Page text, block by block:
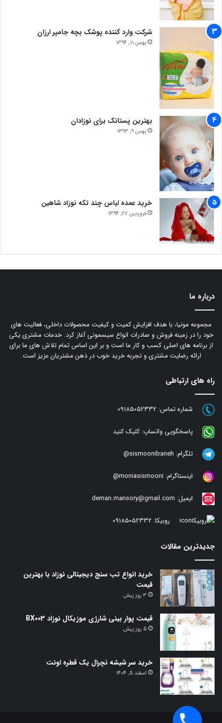
شرکت وارد کننده پوشک بچه جامپر ارزان
بهمن 11, 1394
بهترین پستانک برای نوزادان
بهمن 9, 1393
خرید عمده لباس چند تکه نوزاد شاهین
فروردین 27, 1394
درباره ما
مجموعه مونیا، با هدف افزایش کمیت و کیفیت محصولات داخلی، فعالیت های
خود را در زمینه فروش و صادرات انواع سیسمونی آغاز کرد. خدمات مشتری یکی
از برنامه های اصلی کسب و کار ما است و بر این اساس تمام تلاش های ما برای
ارائه رضایت مشتری و تجربه خرید خوب در ذهن مشتریان عزیز است.
راه های ارتباطی
شماره تماس: 09185052332
پاسخگویی واتساپ: کلیک کنید
تلگرام: sismoonibaneh@
اینستاگرام: moniasismooni@
ایمیل: deman.mansory@gmail.com
روبیکا: 09185052332
جدیدترین مقالات
خرید انواع تب سنج دیجیتالی نوزاد با بهترین
قیمت
3 روز پیش
قیمت پوار بینی شارژی موزیکال نوزاد BX003
5 روز پیش
خرید سر شیشه نچرال یک قطره اونت
اسفند 5, 1404